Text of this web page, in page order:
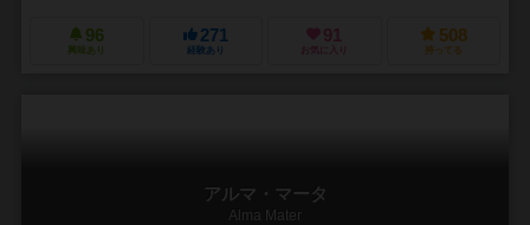
96
興味あり
271
経験あり
91
お気に入り
508
持ってる
アルマ・マータ
Alma Mater